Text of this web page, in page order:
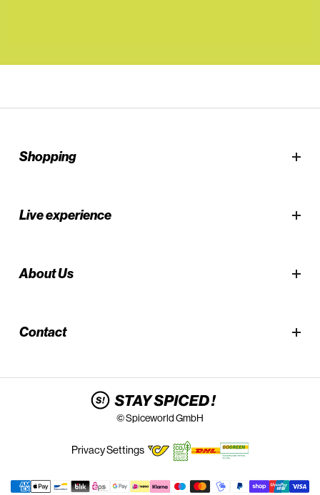
Shopping
Live experience
About Us
Contact
Privacy Settings
© Spiceworld GmbH